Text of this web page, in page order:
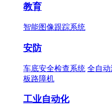
教育
智能图像跟踪系统
安防
车底安全检查系统 全自
板路障机
工业自动化